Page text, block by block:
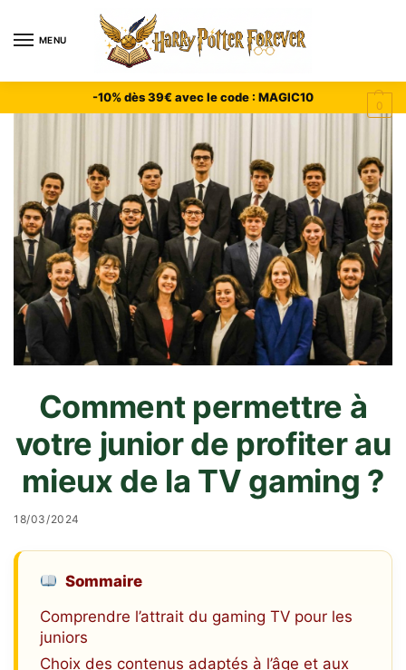
MENU
0
-10% dès 39€ avec le code : MAGIC10
Comment permettre à
votre junior de profiter au
mieux de la TV gaming ?
18/03/2024
Sommaire
Comprendre l’attrait du gaming TV pour les
juniors
Choix des contenus adaptés à l’âge et aux